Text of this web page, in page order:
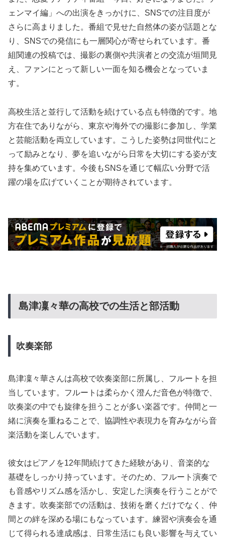
ェンマイ編」への出演をきっかけに、SNSでの注目度が
さらに高まりました。番組で見せた自然体の姿が話題とな
り、SNSでの発信にも一層関心が寄せられています。番
組関連の投稿では、撮影の裏側や共演者との交流が垣間見
え、ファンにとって新しい一面を知る機会となっていま
す。
高校生活と並行して活動を続けている点も特徴的です。地
方在住でありながら、東京や海外での撮影に参加し、学業
と芸能活動を両立しています。こうした姿勢は同世代にと
って励みとなり、夢を追いながら日常を大切にする姿が支
持を集めています。今後もSNSを通じて幅広い分野で活
躍の場を広げていくことが期待されています。
島津凜々華の高校での生活と部活動
吹奏楽部
島津凜々華さんは高校で吹奏楽部に所属し、フルートを担
当しています。フルートは柔らかく澄んだ音色が特徴で、
吹奏楽の中でも旋律を担うことが多い楽器です。仲間と一
緒に演奏を重ねることで、協調性や表現力を育みながら音
楽活動を楽しんでいます。
彼女はピアノを12年間続けてきた経験があり、音楽的な
基礎をしっかり持っています。そのため、フルート演奏で
も音感やリズム感を活かし、安定した演奏を行うことがで
きます。吹奏楽部での活動は、技術を磨くだけでなく、仲
間との絆を深める場にもなっています。練習や演奏会を通
じて得られる達成感は、日常生活にも良い影響を与えてい